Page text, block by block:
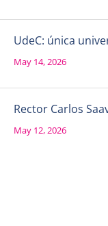
UdeC: única
May 14, 2026
Rector Carlos
May 12, 2026